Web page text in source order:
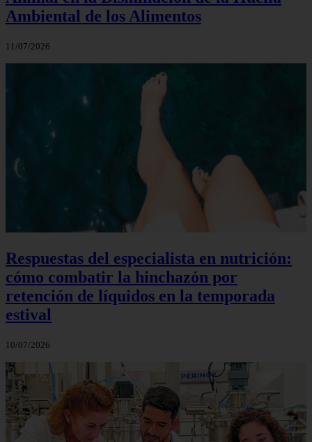
Ambiental de los Alimentos
11/07/2026
Respuestas del especialista en nutrición:
cómo combatir la hinchazón por
retención de líquidos en la temporada
estival
10/07/2026